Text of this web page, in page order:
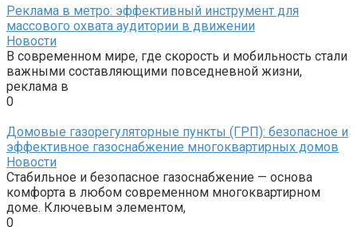
Реклама в метро: эффективный инструмент для
массового охвата аудитории в движении
Новости
В современном мире, где скорость и мобильность стали
важными составляющими повседневной жизни,
реклама в
0
Домовые газорегуляторные пункты (ГРП): безопасное и
эффективное газоснабжение многоквартирных домов
Новости
Стабильное и безопасное газоснабжение — основа
комфорта в любом современном многоквартирном
доме. Ключевым элементом,
0